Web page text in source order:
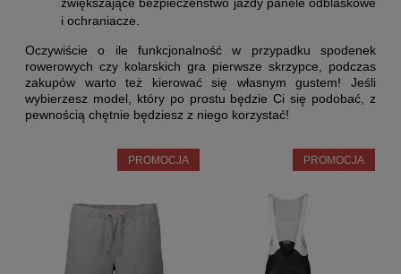
zwiększające bezpieczeństwo jazdy panele odblaskowe
i ochraniacze.
Oczywiście o ile funkcjonalność w przypadku spodenek
rowerowych czy kolarskich gra pierwsze skrzypce, podczas
zakupów warto też kierować się własnym gustem! Jeśli
wybierzesz model, który po prostu będzie Ci się podobać, z
pewnością chętnie będziesz z niego korzystać!
PROMOCJA PROMOCJA